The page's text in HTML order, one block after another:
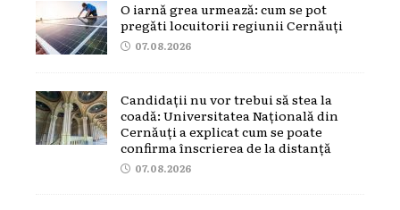
O iarnă grea urmează: cum se pot
pregăti locuitorii regiunii Cernăuți
07.08.2026
Candidații nu vor trebui să stea la
coadă: Universitatea Națională din
Cernăuți a explicat cum se poate
confirma înscrierea de la distanță
07.08.2026